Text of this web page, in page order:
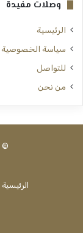
وصلات مفيدة
الرئيسية
سياسة الخصوصية
للتواصل
من نحن
© 2026، بعانخي برس |
الرئيسية